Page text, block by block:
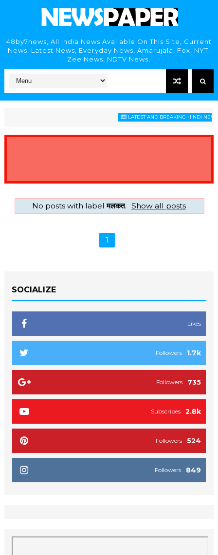
48by7news, All India News Available On This Site, Current
News, Latest News, Everyday News, Amarujala, Fox, NYT,
Zee News, NDTV News,
LATEST AND BREAKING HINDI NEWS
No posts with labelमलकत. Show all posts
1
SOCIALIZE
Likes
1.7k
Followers
735
Followers
2.8k
Subscribes
524
Followers
849
Followers